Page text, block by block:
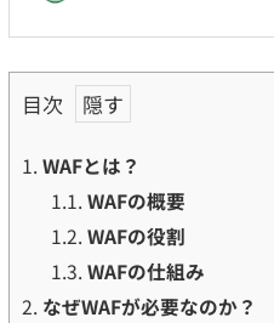
目次
1.WAFとは？
1.1.WAFの概要
1.2.WAFの役割
1.3.WAFの仕組み
2. なぜWAFが必要なのか？